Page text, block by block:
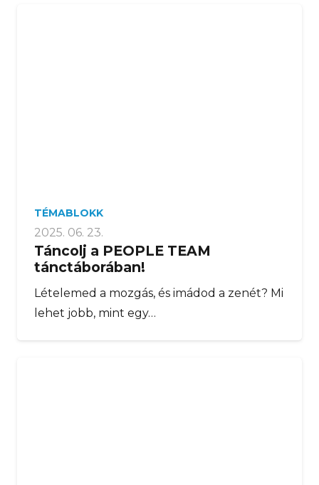
TÉMABLOKK
2025. 06. 23.
Táncolj a PEOPLE TEAM
tánctáborában!
Lételemed a mozgás, és imádod a zenét? Mi
lehet jobb, mint egy…